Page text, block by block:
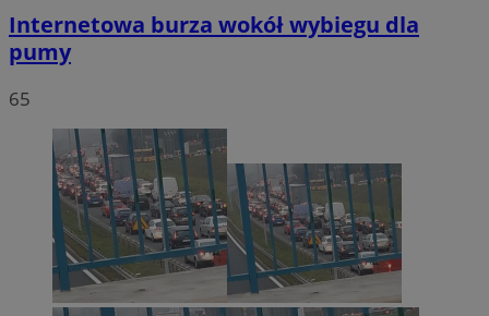
Internetowa burza wokół wybiegu dla
pumy
65